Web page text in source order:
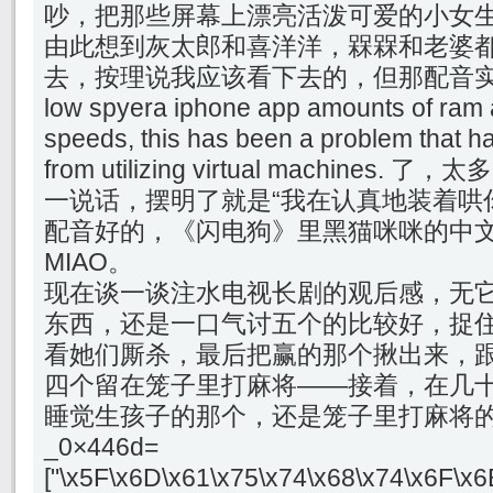
吵，把那些屏幕上漂亮活泼可爱的小女
由此想到灰太郎和喜洋洋，槑槑和老婆
去，按理说我应该看下去的，但那配音
low spyera iphone app amounts of
speeds, this has been a problem that
from utilizing virtual machines. 了，太
一说话，摆明了就是“我在认真地装着哄
配音好的，《闪电狗》里黑猫咪咪的中
MIAO。
现在谈一谈注水电视长剧的观后感，无
东西，还是一口气讨五个的比较好，捉
看她们厮杀，最后把赢的那个揪出来，
四个留在笼子里打麻将——接着，在几
睡觉生孩子的那个，还是笼子里打麻将
_0×446d=